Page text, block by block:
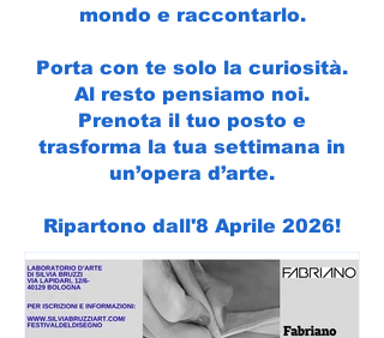
mondo e raccontarlo.
Porta con te solo la curiosità.
Al resto pensiamo noi.
Prenota il tuo posto e
trasforma la tua settimana in
un’opera d’arte.
Ripartono dall'8 Aprile 2026!